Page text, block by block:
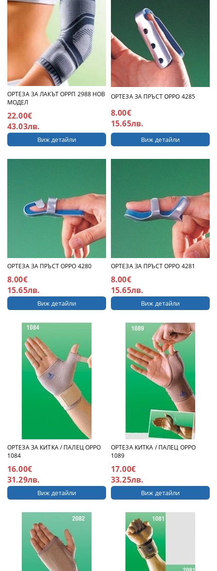
OРТЕЗА ЗА ЛАКЪТ ОРРП 2988 НОВ
МОДЕЛ
22.00€
43.03лв.
Виж детайли
OРТЕЗА ЗА ПРЪСТ ОРРО 4285
8.00€
15.65лв.
Виж детайли
ОРТЕЗА ЗА ПРЪСТ ОРРО 4280
8.00€
15.65лв.
Виж детайли
ОРТЕЗА ЗА ПРЪСТ ОРРО 4281
8.00€
15.65лв.
Виж детайли
ОРТЕЗА ЗА КИТКА / ПАЛЕЦ ОРРО
1084
16.00€
31.29лв.
Виж детайли
ОРТЕЗА КИТКА / ПАЛЕЦ ОРРО
1089
17.00€
33.25лв.
Виж детайли